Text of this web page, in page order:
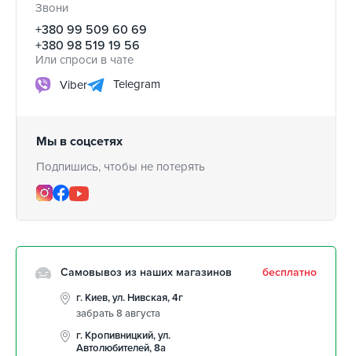
Звони
+380 99 509 60 69
+380 98 519 19 56
Или спроси в чате
Viber
Telegram
Мы в соцсетях
Подпишись, чтобы не потерять
Самовывоз из наших магазинов бесплатно
г. Киев, ул. Нивская, 4г
забрать 8 августа
г. Кропивницкий, ул.
Автолюбителей, 8а